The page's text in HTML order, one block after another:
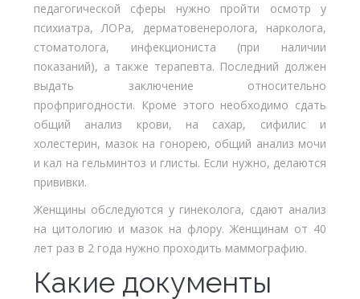
педагогической сферы нужно пройти осмотр у
психиатра, ЛОРа, дерматовенеролога, нарколога,
стоматолога, инфекциониста (при наличии
показаний), а также терапевта. Последний должен
выдать заключение относительно
профпригодности. Кроме этого необходимо сдать
общий анализ крови, на сахар, сифилис и
холестерин, мазок на гонорею, общий анализ мочи
и кал на гельминтоз и глисты. Если нужно, делаются
прививки.
Женщины обследуются у гинеколога, сдают анализ
на цитологию и мазок на флору. Женщинам от 40
лет раз в 2 года нужно проходить маммографию.
Какие документы